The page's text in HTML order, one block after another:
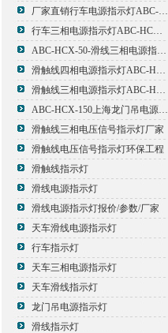
厂家直销行车电源指示灯ABC-HCX-150
行车三相电源指示灯ABC-HCX-150
ABC-HCX-50-滑线三相电源指示灯厂家
滑触线四相电源指示灯ABC-HCX-100/4
滑触线三相电源指示灯ABC-HCX-100
ABC-HCX-150上海龙门吊电源指示灯
滑触线三相电压信号指示灯厂家
滑触线电压信号指示灯环保工程
滑触线指示灯
滑线电源指示灯
滑线电源指示灯报价/参数/厂家
天车滑线电源指示灯
行车指示灯
天车三相电源指示灯
天车滑线指示灯
龙门吊电源指示灯
滑线指示灯